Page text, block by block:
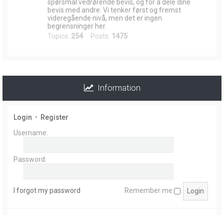
spørsmål vedrørende bevis, og for å dele dine
bevis med andre. Vi tenker først og fremst
videregående nivå, men det er ingen
begrensninger her.
Topics: 254 Posts: 1475
Information
Login • Register
Username:
Password:
I forgot my password Remember me